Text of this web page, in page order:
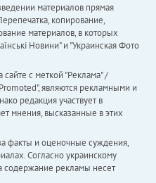
материалов прямая
копирование,
материалов, в которых
Новини" и "Украинская Фото
с меткой "Реклама" /
являются рекламными и
редакция участвует в
мнения, высказанные в этих
факты и оценочные суждения,
Согласно украинскому
содержание рекламы несет